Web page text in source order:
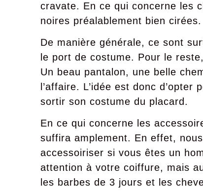
cravate. En ce qui concerne les
noires préalablement bien cirées.
De manière générale, ce sont
le port de costume. Pour le
Un beau pantalon, une belle
l’affaire. L’idée est donc
sortir son costume du placard.
En ce qui concerne les
suffira amplement. En effet,
accessoiriser si vous êtes un
attention à votre coiffure, mais
les barbes de 3 jours et les